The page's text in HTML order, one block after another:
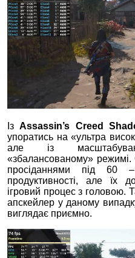
ІзAssassin’s Creed
упоратись на «ультра
але із
«збалансованому»
просіданнями під 60
продуктивності, але їх
ігровий процес з головою.
апскейлер у даному
виглядає приємно.